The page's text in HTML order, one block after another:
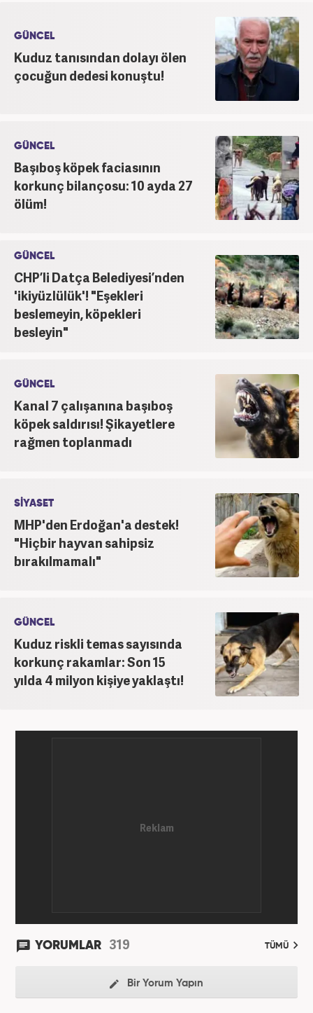
GÜNCEL
Kuduz tanısından dolayı ölen
çocuğun dedesi konuştu!
GÜNCEL
Başıboş köpek faciasının
korkunç bilançosu: 10 ayda 27
ölüm!
GÜNCEL
CHP’li Datça Belediyesi’nden
'ikiyüzlülük'! "Eşekleri
beslemeyin, köpekleri
besleyin"
GÜNCEL
Kanal 7 çalışanına başıboş
köpek saldırısı! Şikayetlere
rağmen toplanmadı
SİYASET
MHP'den Erdoğan'a destek!
"Hiçbir hayvan sahipsiz
bırakılmamalı"
GÜNCEL
Kuduz riskli temas sayısında
korkunç rakamlar: Son 15
yılda 4 milyon kişiye yaklaştı!
YORUMLAR 319 TÜMÜ
Bir Yorum Yapın